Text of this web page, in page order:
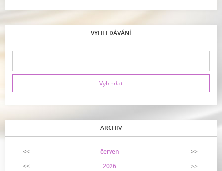
VYHLEDÁVÁNÍ
ARCHIV
<< červen
>>
<<
2026
>>